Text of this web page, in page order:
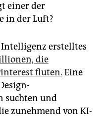
einer der
in der Luft?
erstelltes
die
fluten. Eine
suchten und
zunehmend von KI-